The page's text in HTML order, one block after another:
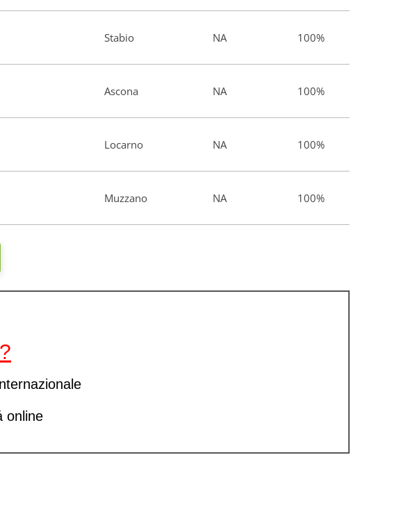
Stabio NA 100%
Ascona NA 100%
Locarno NA 100%
Muzzano NA 100%